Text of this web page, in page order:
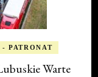
PATRONAT
Warte